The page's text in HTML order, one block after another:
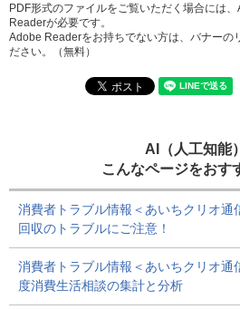
PDF形式のファイルをご覧いただく場合には
Readerが必要です。
Adobe Readerをお持ちでない方は、バナーの
ださい。（無料）
AI（人工知能
こんなページをおす
消費者トラブル情報＜あいちクリオ通
回収のトラブルにご注意！
消費者トラブル情報＜あいちクリオ
度消費生活相談の集計と分析